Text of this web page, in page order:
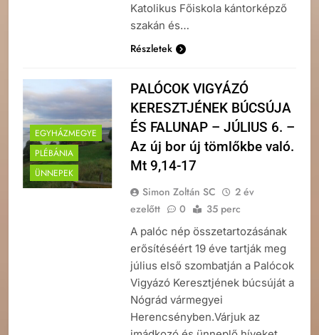
Katolikus Főiskola kántorképző
szakán és…
Részletek
EGYHÁZMEGYE
PLÉBÁNIA
ÜNNEPEK
PALÓCOK VIGYÁZÓ
KERESZTJÉNEK BÚCSÚJA
ÉS FALUNAP – JÚLIUS 6. –
Az új bor új tömlőkbe való.
Mt 9,14-17
Simon Zoltán SC
2 év
ezelőtt
0 35 perc
A palóc nép összetartozásának
erősítéséért 19 éve tartják meg
július első szombatján a Palócok
Vigyázó Keresztjének búcsúját a
Nógrád vármegyei
Herencsényben.Várjuk az